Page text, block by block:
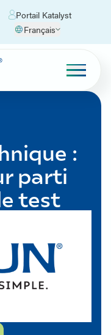
Portail Katalyst
Français
:
parti
test